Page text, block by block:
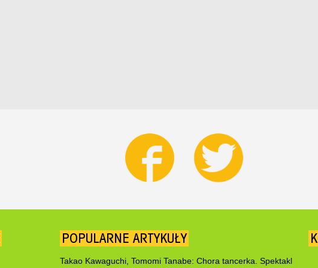
POPULARNE ARTYKUŁY
Takao Kawaguchi, Tomomi Tanabe: Chora tancerka. Spektakl